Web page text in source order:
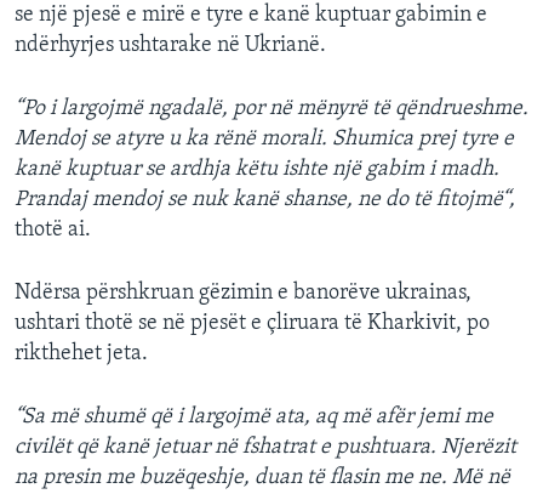
se një pjesë e mirë e tyre e kanë kuptuar gabimin e
ndërhyrjes ushtarake në Ukrianë.
“Po i largojmë ngadalë, por në mënyrë të qëndrueshme.
Mendoj se atyre u ka rënë morali. Shumica prej tyre e
kanë kuptuar se ardhja këtu ishte një gabim i madh.
Prandaj mendoj se nuk kanë shanse, ne do të fitojmë“,
thotë ai.
Ndërsa përshkruan gëzimin e banorëve ukrainas,
ushtari thotë se në pjesët e çliruara të Kharkivit, po
rikthehet jeta.
“Sa më shumë që i largojmë ata, aq më afër jemi me
civilët që kanë jetuar në fshatrat e pushtuara. Njerëzit
na presin me buzëqeshje, duan të flasin me ne. Më në